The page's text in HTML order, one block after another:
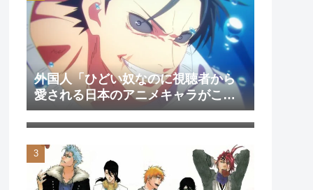
外国人「ひどい奴なのに視聴者から
愛される日本のアニメキャラがこち
ら」（海外の反応）
外国人「日本のアニメを見て初めて
泣いた作品は？」→「2000年代の3大
泣けるアニメ」（海外の反応）